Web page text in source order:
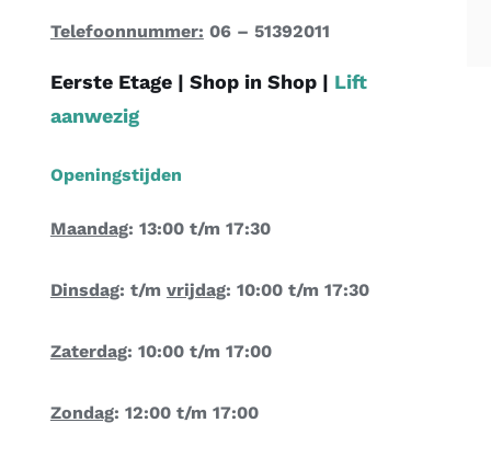
Telefoonnummer: 06 – 51392011
Eerste Etage | Shop in Shop | Lift
aanwezig
Openingstijden
Maandag: 13:00 t/m 17:30
Dinsdag: t/m vrijdag: 10:00 t/m 17:30
Zaterdag: 10:00 t/m 17:00
Zondag: 12:00 t/m 17:00